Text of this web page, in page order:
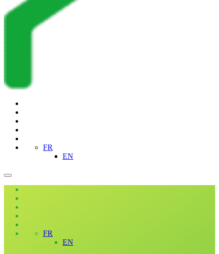
FR
EN
FR
EN